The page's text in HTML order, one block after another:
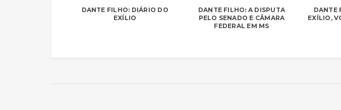
DANTE FILHO: DIÁRIO DO
EXÍLIO
DANTE FILHO: A DISPUTA
PELO SENADO E CÂMARA
FEDERAL EM MS
DANTE
EXÍLIO,